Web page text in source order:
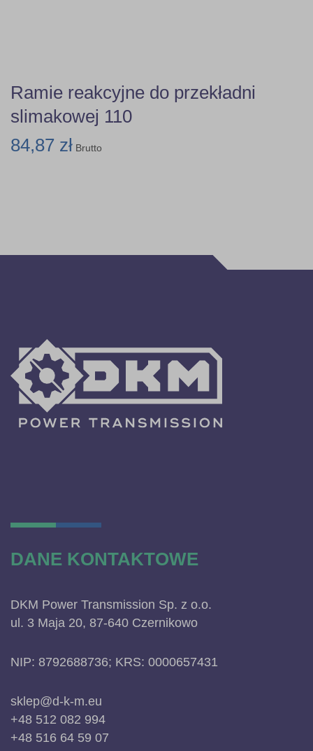
Ramie reakcyjne do przekładni
slimakowej 110
84,87 zł Brutto
DANE KONTAKTOWE
DKM Power Transmission Sp. z o.o.
ul. 3 Maja 20, 87-640 Czernikowo
NIP: 8792688736; KRS: 0000657431
sklep@d-k-m.eu
+48 512 082 994
+48 516 64 59 07